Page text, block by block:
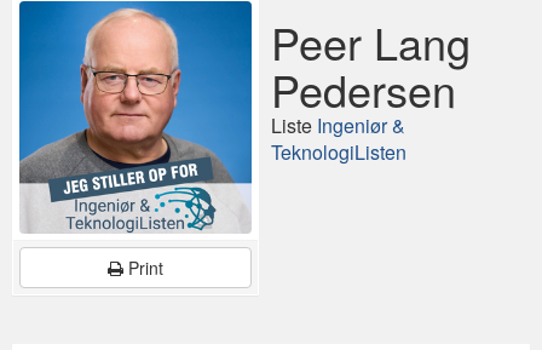
Print
Peer Lang
Pedersen
Liste Ingeniør &
TeknologiListen